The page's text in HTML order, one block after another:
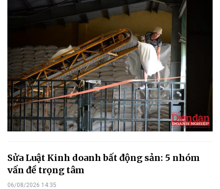
Sửa Luật Kinh doanh bất động sản: 5 nhóm
vấn đề trọng tâm
06/08/2026 14:35